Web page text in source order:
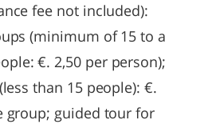
fee not included):
(minimum of 15 to a
€. 2,50 per person);
than 15 people): €.
group; guided tour for